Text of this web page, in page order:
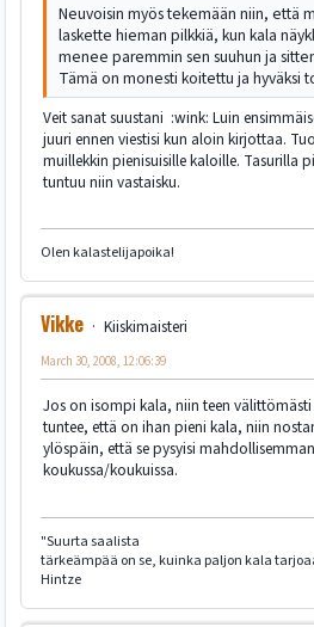
Neuvoisin myös tekemään niin, että
laskette hieman pilkkiä, kun kala
menee paremmin sen suuhun ja
Tämä on monesti koitettu ja hyväksi
Veit sanat suustani :wink: Luin
juuri ennen viestisi kun aloin kirjottaa.
muillekkin pienisuisille kaloille. Tasurilla
tuntuu niin vastaisku.
Olen kalastelijapoika!
Vikke
Kiiskimaisteri
March 30, 2008, 12:06:39
Jos on isompi kala, niin teen
tuntee, että on ihan pieni kala, niin
ylöspäin, että se pysyisi
koukussa/koukuissa.
"Suurta saalista
tärkeämpää on se, kuinka paljon kala
Hintze